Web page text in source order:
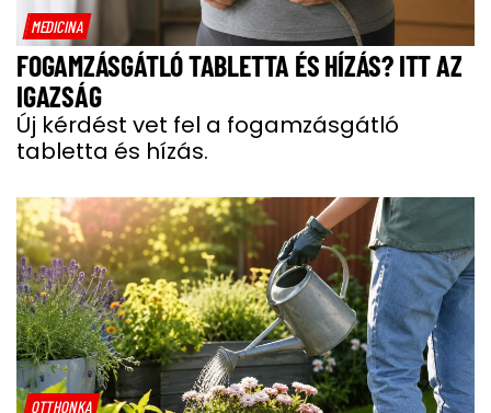
MEDICINA
FOGAMZÁSGÁTLÓ TABLETTA ÉS HÍZÁS? ITT AZ
IGAZSÁG
Új kérdést vet fel a fogamzásgátló
tabletta és hízás.
OTTHONKA